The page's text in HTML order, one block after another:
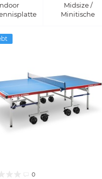
Midsize /
Minitische
0